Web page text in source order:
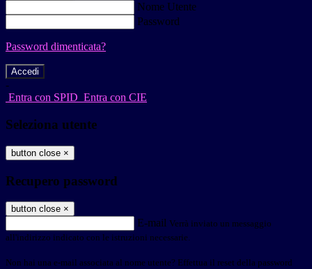
Nome Utente
Password
Password dimenticata?
-
Entra con SPID Entra con CIE
Seleziona utente
button close ×
Recupero password
button close ×
E-mail Verrà inviato un messaggio
all'indirizzo indicato con le istruzioni necessarie.
Non hai una e-mail associata al nome utente? Effettua il reset della password